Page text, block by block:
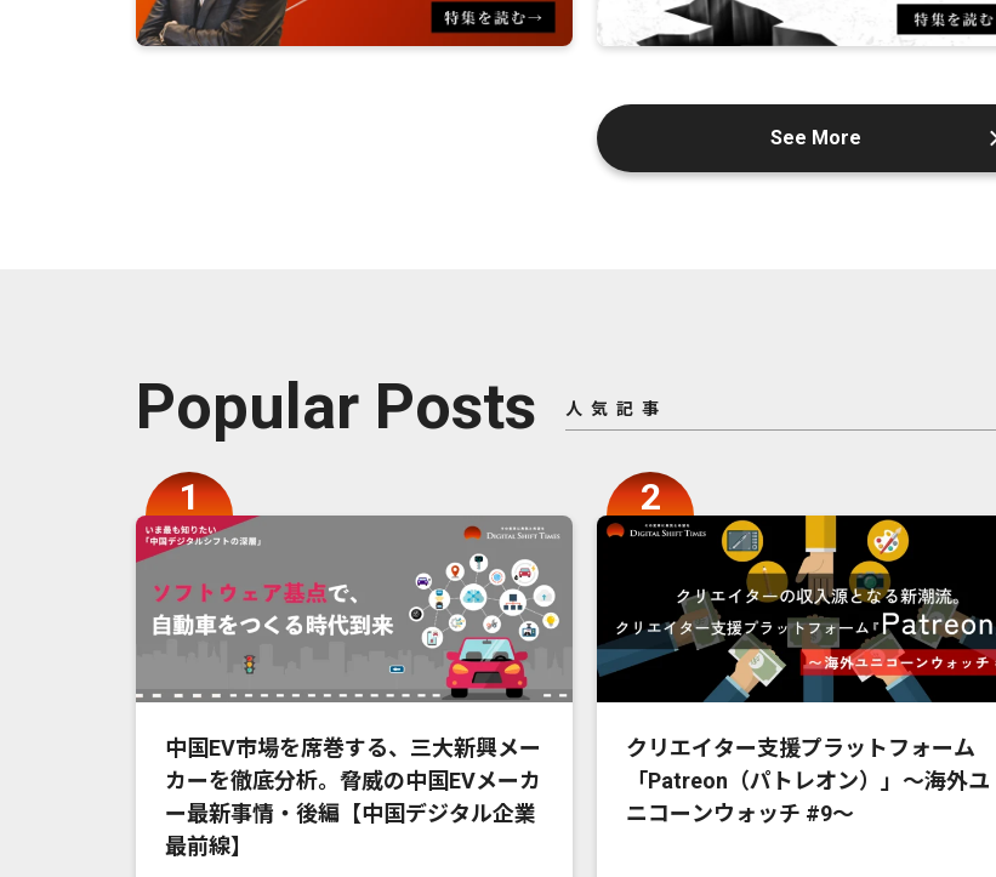
See More
Popular Posts
人気記事
中国EV市場を席巻する、三大新興メー
カーを徹底分析。脅威の中国EVメーカ
ー最新事情・後編【中国デジタル企業
最前線】
クリエイター支援プラットフォーム
「Patreon（パトレオン）」〜海外ユ
ニコーンウォッチ #9〜